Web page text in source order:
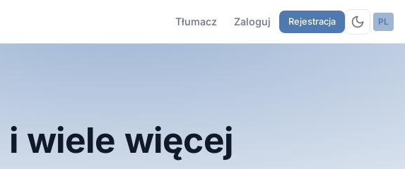
Tłumacz Zaloguj Rejestracja PL
i wiele więcej